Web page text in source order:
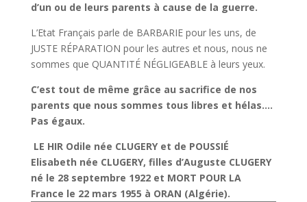
d’un ou de leurs parents à cause de la guerre.
L’Etat Français parle de BARBARIE pour les uns, de
JUSTE RÉPARATION pour les autres et nous, nous ne
sommes que QUANTITÉ NÉGLIGEABLE à leurs yeux.
C’est tout de même grâce au sacrifice de nos
parents que nous sommes tous libres et hélas….
Pas égaux.
LE HIR Odile née CLUGERY et de POUSSIÉ
Elisabeth née CLUGERY, filles d’Auguste CLUGERY
né le 28 septembre 1922 et MORT POUR LA
France le 22 mars 1955 à ORAN (Algérie).